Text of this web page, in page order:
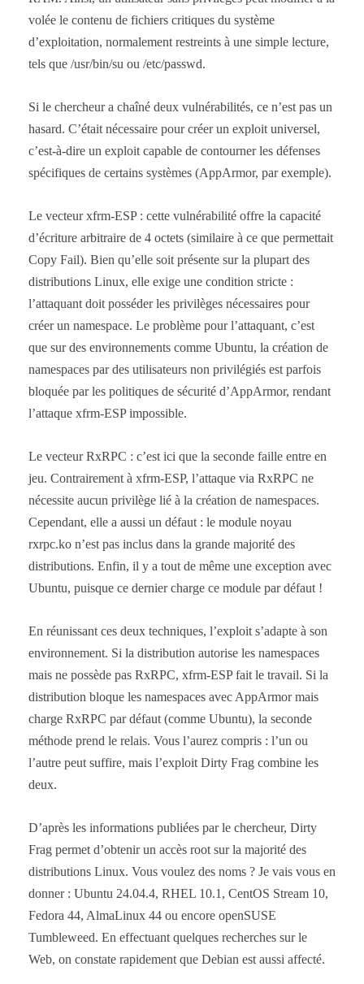
volée le contenu de fichiers critiques du système
d’exploitation, normalement restreints à une simple lecture,
tels que /usr/bin/su ou /etc/passwd.
Si le chercheur a chaîné deux vulnérabilités, ce n’est pas un
hasard. C’était nécessaire pour créer un exploit universel,
c’est-à-dire un exploit capable de contourner les défenses
spécifiques de certains systèmes (AppArmor, par exemple).
Le vecteur xfrm-ESP : cette vulnérabilité offre la capacité
d’écriture arbitraire de 4 octets (similaire à ce que permettait
Copy Fail). Bien qu’elle soit présente sur la plupart des
distributions Linux, elle exige une condition stricte :
l’attaquant doit posséder les privilèges nécessaires pour
créer un namespace. Le problème pour l’attaquant, c’est
que sur des environnements comme Ubuntu, la création de
namespaces par des utilisateurs non privilégiés est parfois
bloquée par les politiques de sécurité d’AppArmor, rendant
l’attaque xfrm-ESP impossible.
Le vecteur RxRPC : c’est ici que la seconde faille entre en
jeu. Contrairement à xfrm-ESP, l’attaque via RxRPC ne
nécessite aucun privilège lié à la création de namespaces.
Cependant, elle a aussi un défaut : le module noyau
rxrpc.ko n’est pas inclus dans la grande majorité des
distributions. Enfin, il y a tout de même une exception avec
Ubuntu, puisque ce dernier charge ce module par défaut !
En réunissant ces deux techniques, l’exploit s’adapte à son
environnement. Si la distribution autorise les namespaces
mais ne possède pas RxRPC, xfrm-ESP fait le travail. Si la
distribution bloque les namespaces avec AppArmor mais
charge RxRPC par défaut (comme Ubuntu), la seconde
méthode prend le relais. Vous l’aurez compris : l’un ou
l’autre peut suffire, mais l’exploit Dirty Frag combine les
deux.
D’après les informations publiées par le chercheur, Dirty
Frag permet d’obtenir un accès root sur la majorité des
distributions Linux. Vous voulez des noms ? Je vais vous en
donner : Ubuntu 24.04.4, RHEL 10.1, CentOS Stream 10,
Fedora 44, AlmaLinux 44 ou encore openSUSE
Tumbleweed. En effectuant quelques recherches sur le
Web, on constate rapidement que Debian est aussi affecté.